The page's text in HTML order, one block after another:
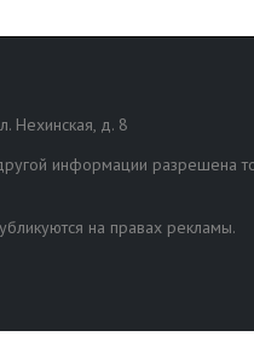
Нехинская, д. 8
информации разрешена
на правах рекламы.